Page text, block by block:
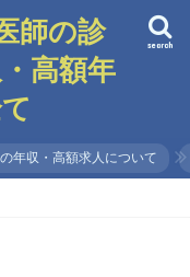
師の診
高額年
search
年収・高額求人について